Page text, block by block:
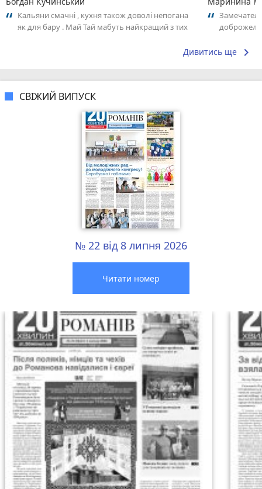
Кальяни смачні , кухня також доволі непогана
як для бару . Май Тай мабуть найкращий з тих
Дивитись ще keyboard_arrow_right
СВІЖИЙ ВИПУСК
№ 22 від 8 липня 2026
Читати номер